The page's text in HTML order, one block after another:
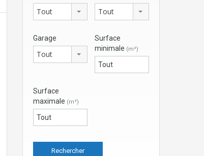
Tout Tout
Garage
Tout
Surface
minimale (m²)
Surface
maximale (m²)